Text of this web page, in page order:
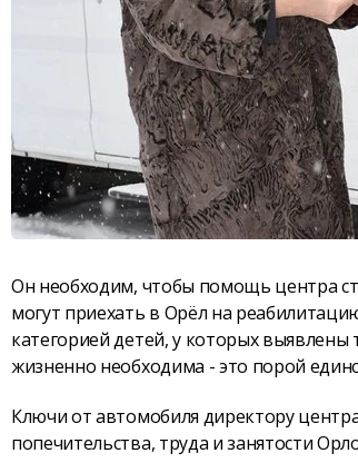
Он необходим, чтобы помощь центра
могут приехать в Орёл на
категорией детей, у которых
жизненно необходима - это порой
Ключи от автомобиля директору
попечительства, труда и занятости